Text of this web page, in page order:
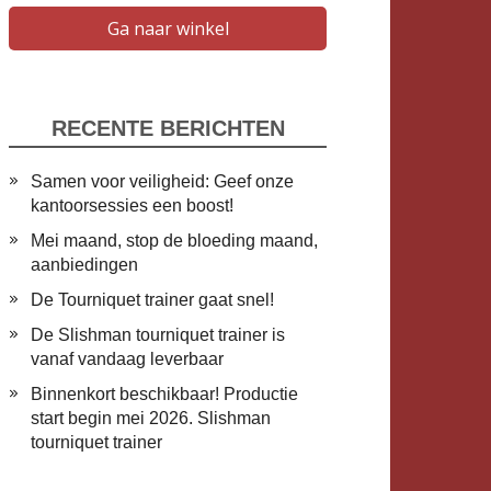
Ga naar winkel
RECENTE BERICHTEN
Samen voor veiligheid: Geef onze
kantoorsessies een boost!
Mei maand, stop de bloeding maand,
aanbiedingen
De Tourniquet trainer gaat snel!
De Slishman tourniquet trainer is
vanaf vandaag leverbaar
​Binnenkort beschikbaar! Productie
start begin mei 2026. Slishman
tourniquet trainer